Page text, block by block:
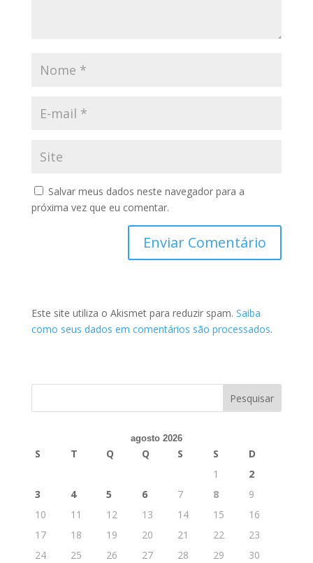
Salvar meus dados neste navegador para a
próxima vez que eu comentar.
Este site utiliza o Akismet para reduzir spam. Saiba
como seus dados em comentários são processados.
agosto 2026
S T Q Q S S
D
1
2
3
4 5 6 7 8
9
10
11 12 13 14 15
16
17
18 19 20 21 22
23
24
25 26 27 28 29
30